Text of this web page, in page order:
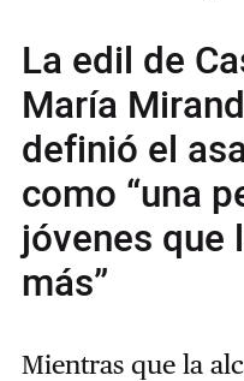
La edil de
María
definió el
como “una
jóvenes que
más”
Mientras que la